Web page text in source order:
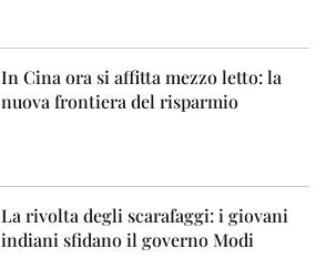
In Cina ora si affitta mezzo letto: la
nuova frontiera del risparmio
La rivolta degli scarafaggi: i giovani
indiani sfidano il governo Modi